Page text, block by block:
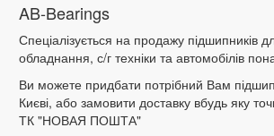
AB-Bearings
Спеціалізується на продажу підшипників
обладнання, с/г техніки та автомобілів
Ви можете придбати потрібний Вам
Києві, або замовити доставку вбудь яку
ТК "НОВАЯ ПОШТА"